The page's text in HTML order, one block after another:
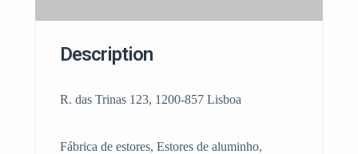
Description
R. das Trinas 123, 1200-857 Lisboa
Fábrica de estores, Estores de aluminho,